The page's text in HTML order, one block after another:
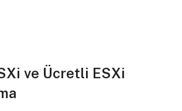
ve Ücretli ESXi